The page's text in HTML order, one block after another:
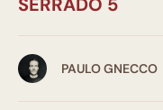
PAULO GNECCO